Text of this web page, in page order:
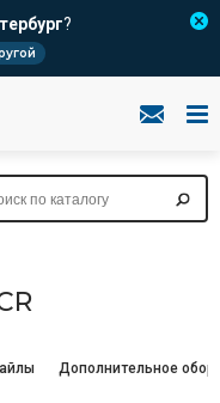
?
Дополнительное